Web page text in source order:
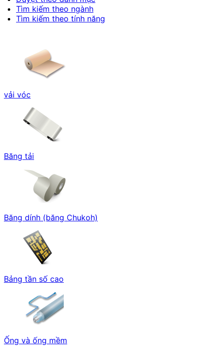
Tìm kiếm theo ngành
Tìm kiếm theo tính năng
vải vóc
Băng tải
Băng dính (băng Chukoh)
Bảng tần số cao
Ống và ống mềm